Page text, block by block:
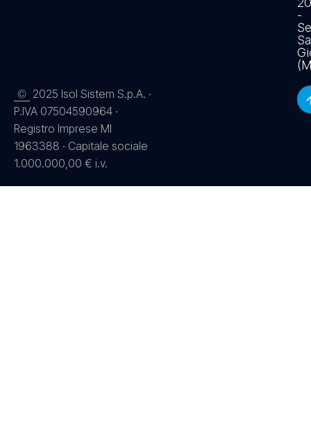
-
© 2025 Isol Sistem S.p.A. ·
P.IVA 07504590964 ·
Registro Imprese MI
1963388 · Capitale sociale
1.000.000,00 € i.v.